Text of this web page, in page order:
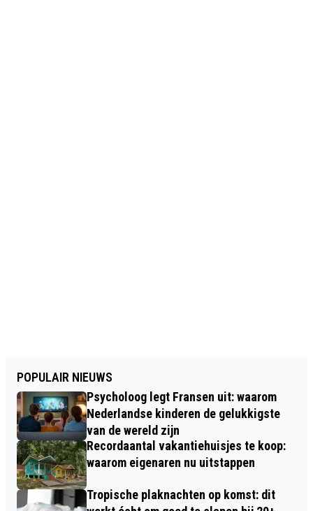
POPULAIR NIEUWS
Psycholoog legt Fransen uit: waarom
Nederlandse kinderen de gelukkigste
van de wereld zijn
Recordaantal vakantiehuisjes te koop:
waarom eigenaren nu uitstappen
Tropische plaknachten op komst: dit